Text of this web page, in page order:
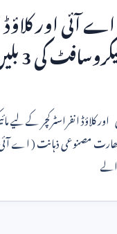
آئی اور کلاؤڈ
کی3
کلاؤڈ انفراسٹرکچر کے لیے
بھارت مصنوعی ذہانت ( اے